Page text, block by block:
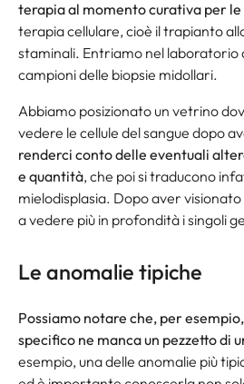
terapia al momento curativa per
terapia cellulare, cioè il trapianto
staminali. Entriamo nel laboratorio
campioni delle biopsie midollari.
Abbiamo posizionato un vetrino
vedere le cellule del sangue dopo
renderci conto delle eventuali
e quantità, che poi si traducono
mielodisplasia. Dopo aver
a vedere più in profondità i singoli
Le anomalie tipiche
Possiamo notare che, per
specifico ne manca un pezzetto di
esempio, una delle anomalie più